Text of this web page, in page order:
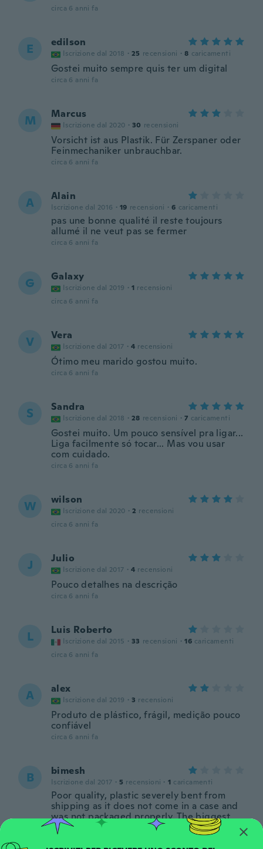
circa 6 anni fa
E edilson
Iscrizione dal 2018 · 25 recensioni · 8 caricamenti
Gostei muito sempre quis ter um digital
circa 6 anni fa
M Marcus
Iscrizione dal 2020 · 30 recensioni
Vorsicht ist aus Plastik. Für Zerspaner oder
Feinmechaniker unbrauchbar.
circa 6 anni fa
A Alain
Iscrizione dal 2016 · 19 recensioni · 6 caricamenti
pas une bonne qualité il reste toujours
allumé il ne veut pas se fermer
circa 6 anni fa
G Galaxy
Iscrizione dal 2019 · 1 recensioni
circa 6 anni fa
V Vera
Iscrizione dal 2017 · 4 recensioni
Ótimo meu marido gostou muito.
circa 6 anni fa
S Sandra
Iscrizione dal 2018 · 28 recensioni · 7 caricamenti
Gostei muito. Um pouco sensível pra ligar...
Liga facilmente só tocar... Mas vou usar
com cuidado.
circa 6 anni fa
W wilson
Iscrizione dal 2020 · 2 recensioni
circa 6 anni fa
J Julio
Iscrizione dal 2017 · 4 recensioni
Pouco detalhes na descrição
circa 6 anni fa
L Luis Roberto
Iscrizione dal 2015 · 33 recensioni · 16 caricamenti
circa 6 anni fa
A alex
Iscrizione dal 2019 · 3 recensioni
Produto de plástico, frágil, medição pouco
confiável
circa 6 anni fa
B bimesh
Iscrizione dal 2017 · 5 recensioni · 1 caricamenti
Poor quality, plastic severely bent from
shipping as it does not come in a case and
was not packaged properly. The biggest
issue was the reading which was way off,
(gave my 5 year old nephew as a toy). This